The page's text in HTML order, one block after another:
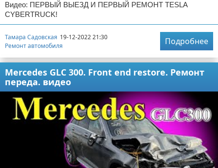
Видео: ПЕРВЫЙ ВЫЕЗД И ПЕРВЫЙ РЕМОНТ TESLA
CYBERTRUCK!
Тамара Садовская 19-12-2022 21:30
Ремонт автомобиля
Подробнее
Mercedes GLC 300. Front end restore. Ремонт
переда. видео